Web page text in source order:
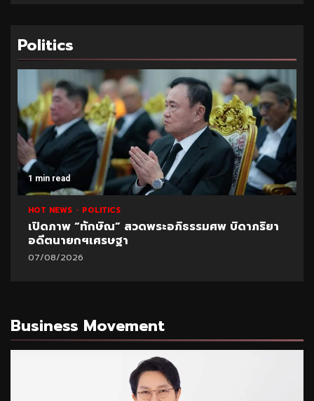
Politics
1 min read
HOT NEWS POLITICS
เปิดภาพ “ทักษิณ” สวดพระอภิธรรมศพ บิดาภริยา
อดีตนายกฯเศรษฐา
07/08/2026
Business Movement